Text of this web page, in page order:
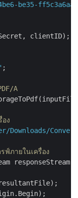
be35-
clientID);
;
A
ง
Downloads/
ภายในเครื่อง
responseStream,